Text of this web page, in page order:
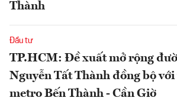
Thành
Đầu tư
TP.HCM: Đề xuất mở rộng
Nguyễn Tất Thành đồng bộ
metro Bến Thành - Cần Giờ